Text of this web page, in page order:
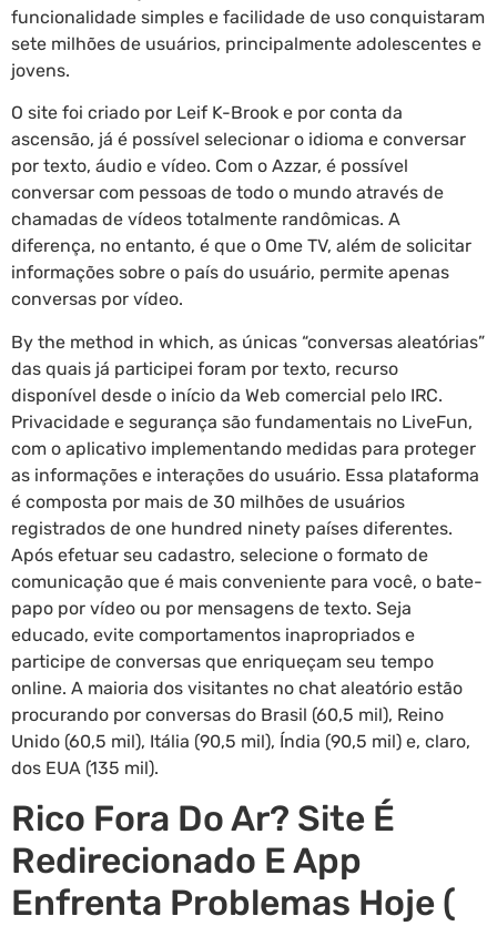
funcionalidade simples e facilidade de uso conquistaram
sete milhões de usuários, principalmente adolescentes e
jovens.
O site foi criado por Leif K-Brook e por conta da
ascensão, já é possível selecionar o idioma e conversar
por texto, áudio e vídeo. Com o Azzar, é possível
conversar com pessoas de todo o mundo através de
chamadas de vídeos totalmente randômicas. A
diferença, no entanto, é que o Ome TV, além de solicitar
informações sobre o país do usuário, permite apenas
conversas por vídeo.
By the method in which, as únicas “conversas aleatórias”
das quais já participei foram por texto, recurso
disponível desde o início da Web comercial pelo IRC.
Privacidade e segurança são fundamentais no LiveFun,
com o aplicativo implementando medidas para proteger
as informações e interações do usuário. Essa plataforma
é composta por mais de 30 milhões de usuários
registrados de one hundred ninety países diferentes.
Após efetuar seu cadastro, selecione o formato de
comunicação que é mais conveniente para você, o bate-
papo por vídeo ou por mensagens de texto. Seja
educado, evite comportamentos inapropriados e
participe de conversas que enriqueçam seu tempo
online. A maioria dos visitantes no chat aleatório estão
procurando por conversas do Brasil (60,5 mil), Reino
Unido (60,5 mil), Itália (90,5 mil), Índia (90,5 mil) e, claro,
dos EUA (135 mil).
Rico Fora Do Ar? Site É
Redirecionado E App
Enfrenta Problemas Hoje (